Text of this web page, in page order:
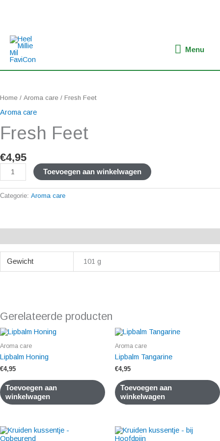
Menu
Home / Aroma care / Fresh Feet
Aroma care
Fresh Feet
€4,95
Toevoegen aan winkelwagen
Categorie: Aroma care
Gewicht 101 g
Gerelateerde producten
Aroma care
Lipbalm Honing
€4,95
Toevoegen aan
winkelwagen
Aroma care
Lipbalm Tangarine
€4,95
Toevoegen aan
winkelwagen